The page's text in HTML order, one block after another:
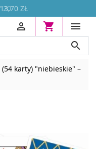
ZŁ




karty) "niebieskie" –